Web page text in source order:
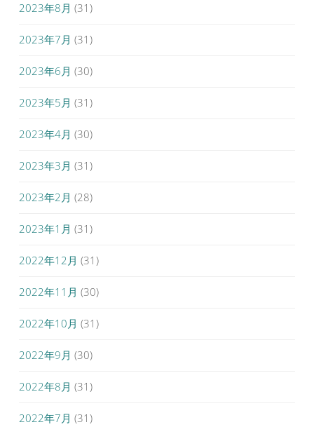
2023年8月 (31)
2023年7月 (31)
2023年6月 (30)
2023年5月 (31)
2023年4月 (30)
2023年3月 (31)
2023年2月 (28)
2023年1月 (31)
2022年12月 (31)
2022年11月 (30)
2022年10月 (31)
2022年9月 (30)
2022年8月 (31)
2022年7月 (31)